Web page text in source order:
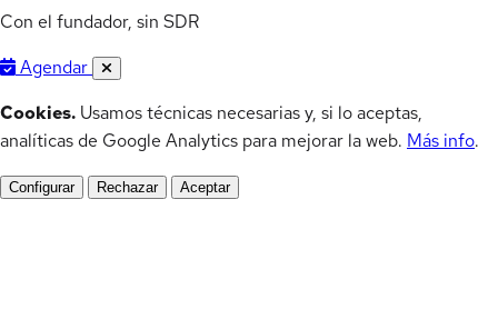
Con el fundador, sin SDR
Agendar
Cookies. Usamos técnicas necesarias y, si lo aceptas,
analíticas de Google Analytics para mejorar la web. Más info.
Configurar Rechazar Aceptar